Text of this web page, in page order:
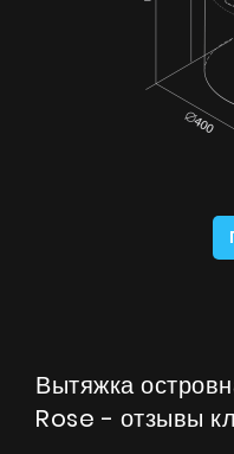
Вытяжка
Rose - отзывы